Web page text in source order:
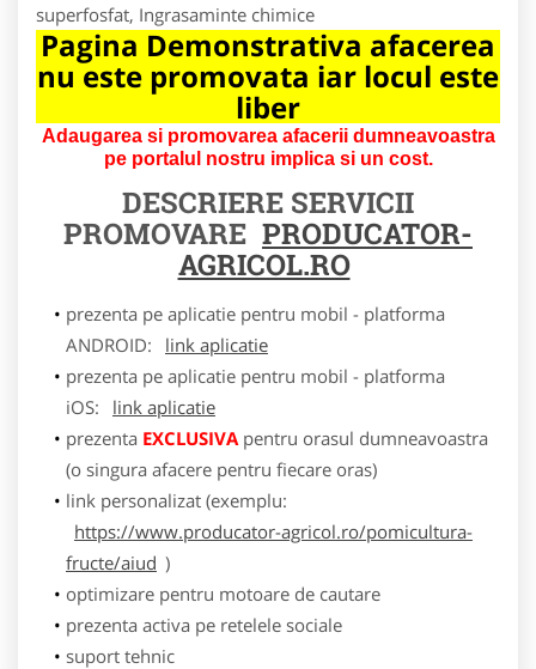
superfosfat, Ingrasaminte chimice
Pagina Demonstrativa afacerea
nu este promovata iar locul este
liber
Adaugarea si promovarea afacerii dumneavoastra
pe portalul nostru implica si un cost.
DESCRIERE SERVICII
PROMOVARE PRODUCATOR-
AGRICOL.RO
prezenta pe aplicatie pentru mobil - platforma
ANDROID:
link aplicatie
prezenta pe aplicatie pentru mobil - platforma
iOS:
link aplicatie
prezenta EXCLUSIVApentru orasul dumneavoastra
(o singura afacere pentru fiecare oras)
link personalizat (exemplu:
https://www.producator-agricol.ro/pomicultura-
fructe/aiud )
optimizare pentru motoare de cautare
prezenta activa pe retelele sociale
suport tehnic